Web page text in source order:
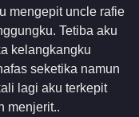
mengepit uncle rafie
Tetiba aku
kelangkangku
seketika namun
lagi aku terkepit
menjerit..